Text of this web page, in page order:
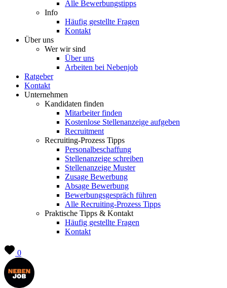
Alle Bewerbungstipps
Info
Häufig gestellte Fragen
Kontakt
Über uns
Wer wir sind
Über uns
Arbeiten bei Nebenjob
Ratgeber
Kontakt
Unternehmen
Kandidaten finden
Mitarbeiter finden
Kostenlose Stellenanzeige aufgeben
Recruitment
Recruiting-Prozess Tipps
Personalbeschaffung
Stellenanzeige schreiben
Stellenanzeige Muster
Zusage Bewerbung
Absage Bewerbung
Bewerbungsgespräch führen
Alle Recruiting-Prozess Tipps
Praktische Tipps & Kontakt
Häufig gestellte Fragen
Kontakt
0